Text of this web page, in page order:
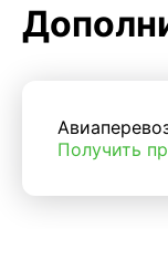
Получить